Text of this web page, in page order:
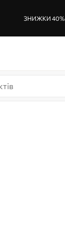
ЗНИЖКИ 40%